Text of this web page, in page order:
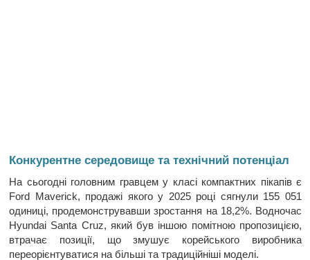
Конкурентне середовище та технічний потенціал
На сьогодні головним гравцем у класі компактних пікапів є
Ford Maverick, продажі якого у 2025 році сягнули 155 051
одиниці, продемонструвавши зростання на 18,2%. Водночас
Hyundai Santa Cruz, який був іншою помітною пропозицією,
втрачає позиції, що змушує корейського виробника
переорієнтуватися на більші та традиційніші моделі.